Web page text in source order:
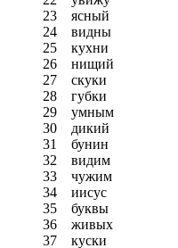
23
ясный
24
видны
25
кухни
26
нищий
27
скуки
28
губки
29
умным
30
дикий
31
бунин
32
видим
33
чужим
34
иисус
35
буквы
36
живых
37
куски